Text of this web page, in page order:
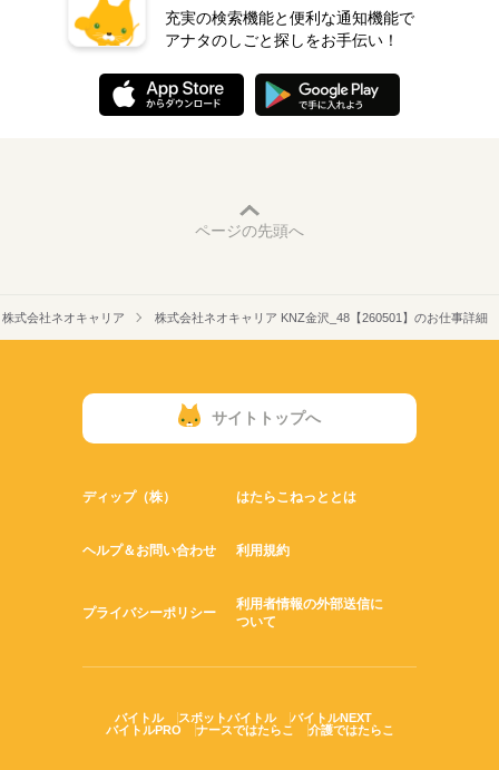
充実の検索機能と便利な通知機能で
アナタのしごと探しをお手伝い！
ページの先頭へ
株式会社ネオキャリア 株式会社ネオキャリア KNZ金沢_48【260501】のお仕事詳細
サイトトップへ
ディップ（株） はたらこねっととは
ヘルプ＆お問い合わせ 利用規約
プライバシーポリシー
利用者情報の外部送信に
ついて
バイトル スポットバイトル
バイトルNEXT
バイトルPRO
ナースではたらこ 介護ではたらこ